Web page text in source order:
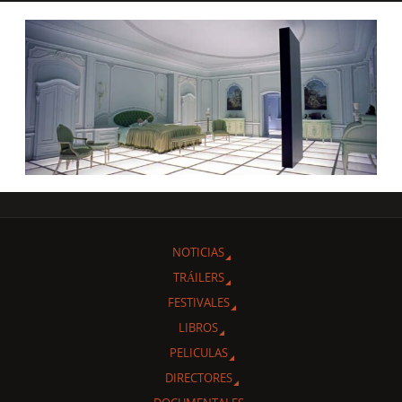
NOTICIAS
TRÁILERS
FESTIVALES
LIBROS
PELICULAS
DIRECTORES